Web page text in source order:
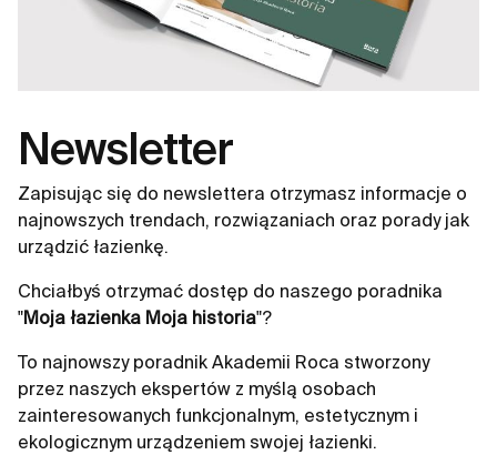
Newsletter
Zapisując się do newslettera otrzymasz informacje o
najnowszych trendach, rozwiązaniach oraz porady jak
urządzić łazienkę.
Chciałbyś otrzymać dostęp do naszego poradnika
"Moja łazienka Moja historia"?
To najnowszy poradnik Akademii Roca stworzony
przez naszych ekspertów z myślą osobach
zainteresowanych funkcjonalnym, estetycznym i
ekologicznym urządzeniem swojej łazienki.